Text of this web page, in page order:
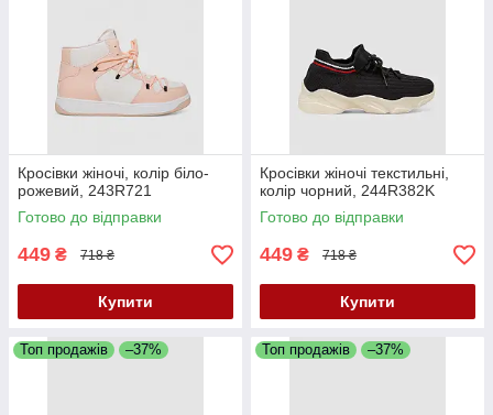
Кросівки жіночі, колір біло-
рожевий, 243R721
Готово до відправки
449 ₴ 718 ₴
Купити
Кросівки жіночі текстильні,
колір чорний, 244R382K
Готово до відправки
449 ₴ 718 ₴
Купити
Топ продажів –37% Топ продажів –37%